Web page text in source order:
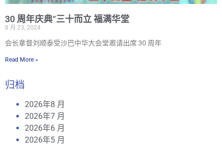
30 周年庆典“三十而立 福满华堂
8 月 23, 2024
会长拿督刘顺泰受沙巴中华大会堂邀请出席 30 周年
Read More »
归档
2026年8 月
2026年7 月
2026年6 月
2026年5 月